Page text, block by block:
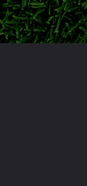
战浦和红钻开
窗人员变动、